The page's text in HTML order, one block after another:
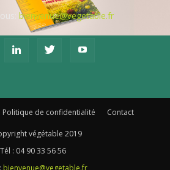
bienvenue@vegetable.fr
Politique de confidentialité Contact
végétable 2019
Tél : 04 90 33 56 56